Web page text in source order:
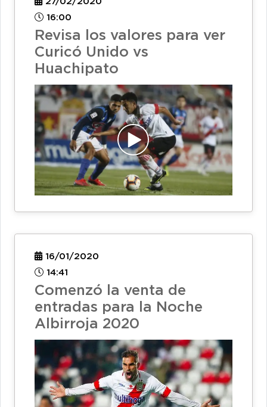
16:00
Revisa los valores para ver
Curicó Unido vs
Huachipato
16/01/2020
14:41
Comenzó la venta de
entradas para la Noche
Albirroja 2020